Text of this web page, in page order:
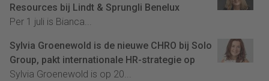
Resources bij Lindt & Sprungli Benelux
Per 1 juli is Bianca...
Sylvia Groenewold is de nieuwe CHRO bij Solo
Group, pakt internationale HR-strategie op
Sylvia Groenewold is op 20...